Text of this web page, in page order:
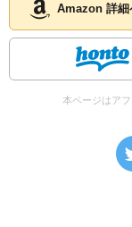
Amazon 詳細
本ページはア